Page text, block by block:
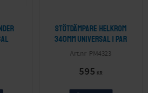
Stötdämpare Helkrom
340mm Universal 1 par
PM4323
595 KR